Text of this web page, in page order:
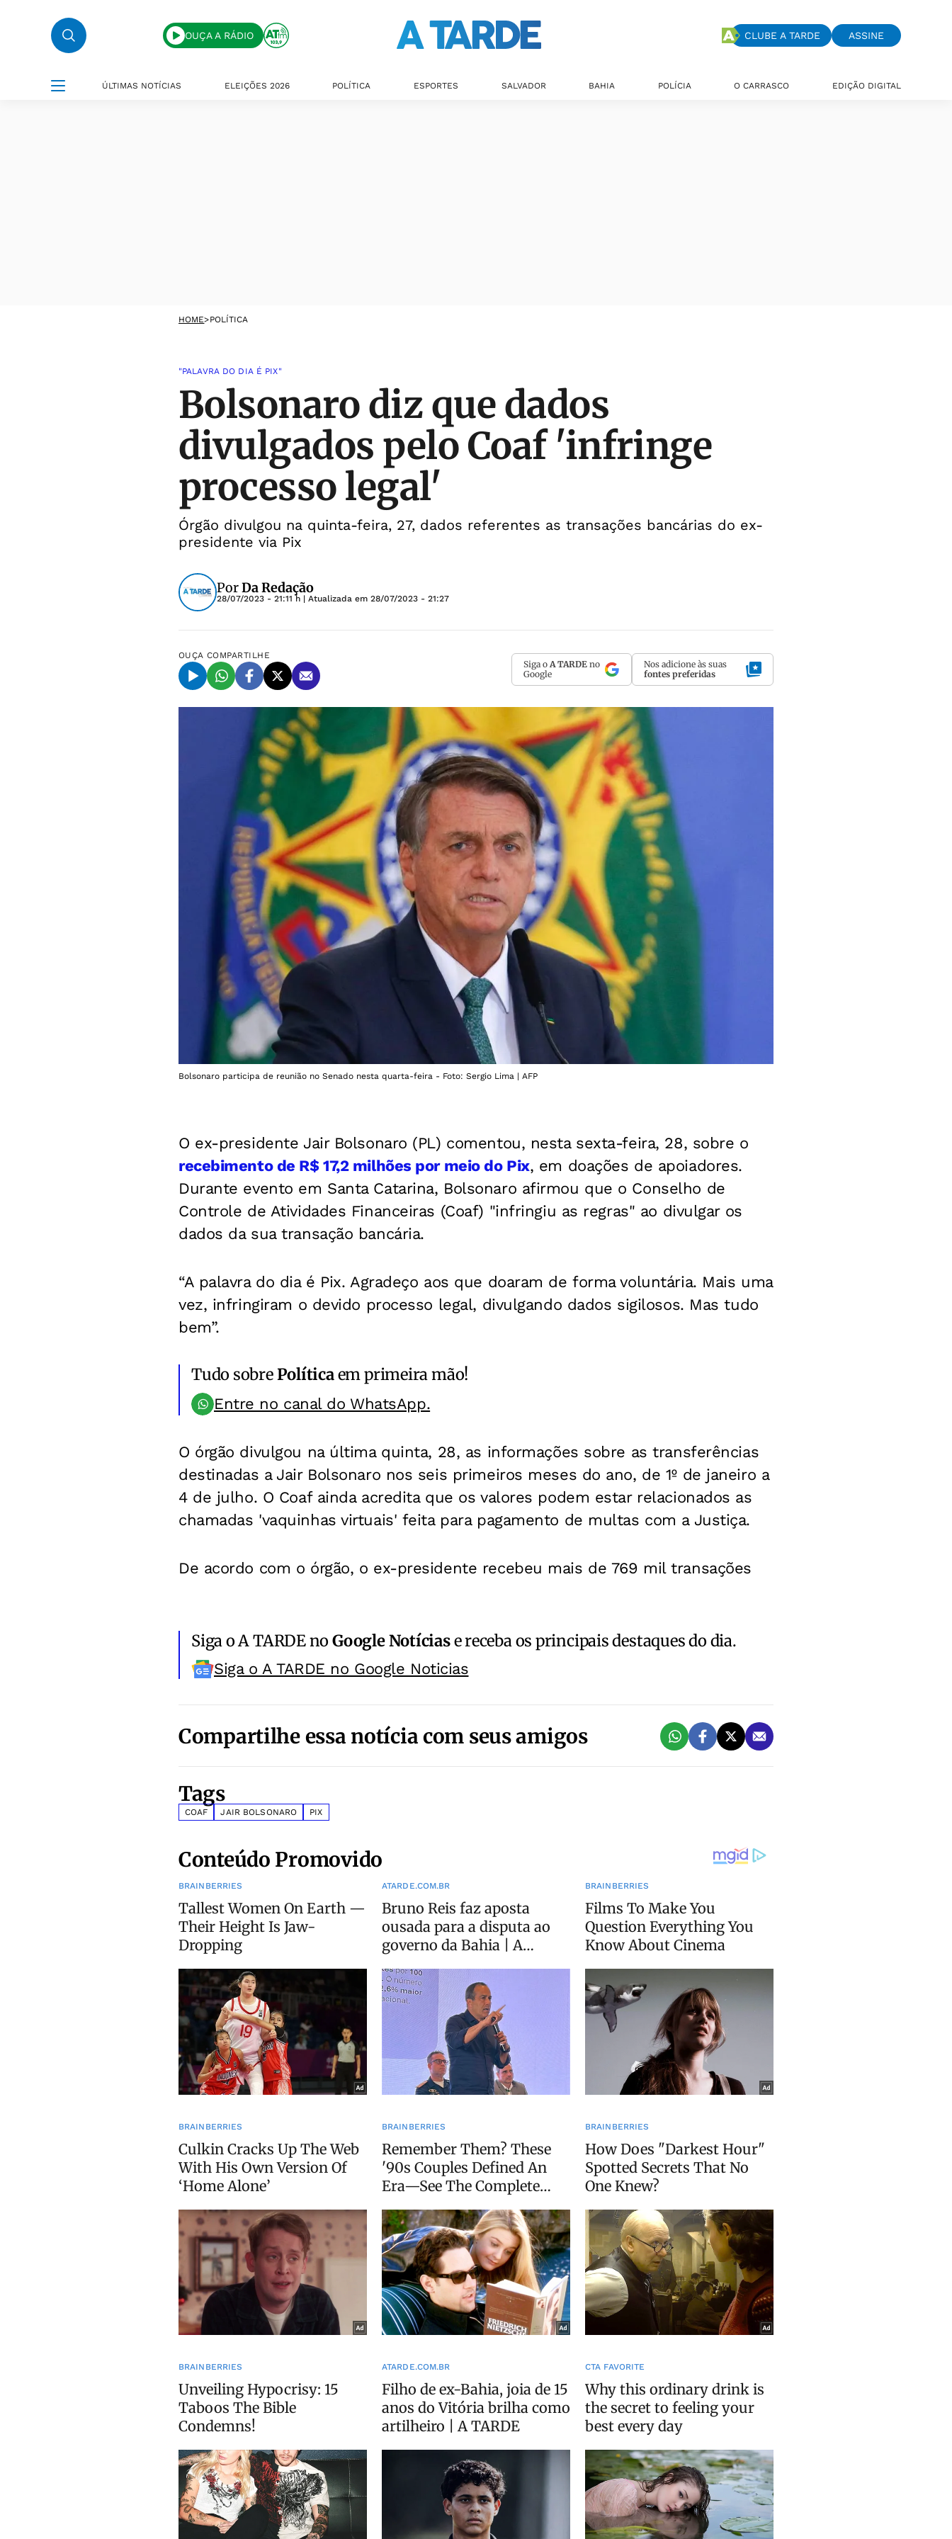
OUÇA A RÁDIO CLUBE A TARDE ASSINE
ÚLTIMAS NOTÍCIAS ELEIÇÕES 2026 POLÍTICA ESPORTES SALVADOR BAHIA POLÍCIA O CARRASCO EDIÇÃO DIGITAL
HOME>POLÍTICA
"PALAVRA DO DIA É PIX"
Bolsonaro diz que dados
divulgados pelo Coaf 'infringe
processo legal'
Órgão divulgou na quinta-feira, 27, dados referentes as transações bancárias do ex-
presidente via Pix
PorDa Redação
28/07/2023 - 21:11 h | Atualizada em 28/07/2023 - 21:27
OUÇA COMPARTILHE
Siga o A TARDE no
Google
Nos adicione às suas
fontes preferidas
Bolsonaro participa de reunião no Senado nesta quarta-feira - Foto: Sergio Lima | AFP
O ex-presidente Jair Bolsonaro (PL) comentou, nesta sexta-feira, 28, sobre o
recebimento de R$ 17,2 milhões por meio do Pix, em doações de apoiadores.
Durante evento em Santa Catarina, Bolsonaro afirmou que o Conselho de
Controle de Atividades Financeiras (Coaf) "infringiu as regras" ao divulgar os
dados da sua transação bancária.
“A palavra do dia é Pix. Agradeço aos que doaram de forma voluntária. Mais uma
vez, infringiram o devido processo legal, divulgando dados sigilosos. Mas tudo
bem”.
Tudo sobrePolíticaem primeira mão!
Entre no canal do WhatsApp.
O órgão divulgou na última quinta, 28, as informações sobre as transferências
destinadas a Jair Bolsonaro nos seis primeiros meses do ano, de 1º de janeiro a
4 de julho. O Coaf ainda acredita que os valores podem estar relacionados as
chamadas 'vaquinhas virtuais' feita para pagamento de multas com a Justiça.
De acordo com o órgão, o ex-presidente recebeu mais de 769 mil transações
Siga o A TARDE noGoogle Notíciase receba os principais destaques do dia.
Siga o A TARDE no Google Noticias
Compartilhe essa notícia com seus amigos
Tags
COAF JAIR BOLSONARO PIX